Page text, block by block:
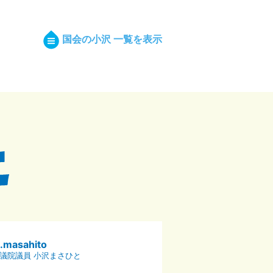
国会の小沢 一覧を表示
院議員 小沢まさひと